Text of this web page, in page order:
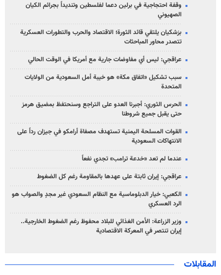
وقفة احتجاجية في برلين دعما لفلسطين وتنديداً بجرائم الكيان
الصهیوني
بزشكيان يلتقي قائد الثورة؛ الاقتصاد والحرب والتطورات العسكرية
تتصدر محاور المباحثات
عراقجي: ليس أي مفاوضات جارية مع أمريكا في الوقت الحالي
سبب تشكيل «اتفاق مكة» هو خيبة أمل السعودية من الولايات
المتحدة
الحرس الثوري: أجبرنا العدو على التراجع وسنحتفظ بمضيق هرمز
حتى يقبل جميع شروطنا
القوات المسلحة اليمنية تستهدف مصفاة أرامكو في جيزان رداً على
الانتهاكات السعودية
عندما لم تعد «خدعة ترامب» تجدي نفعاً
عراقجي: إيران ثابتة على عهدها بالمقاومة رغم كل الضغوط
الكعبي: خيار الدبلوماسية مع النظام السعودي غير مجدٍ والصواب هو
الرد العسكري
وزير الزراعة: الأمن الغذائي للبلاد محفوظ رغم الضغوط الخارجية..
إيران تنتصر في المعركة الاقتصادية
المقابلات